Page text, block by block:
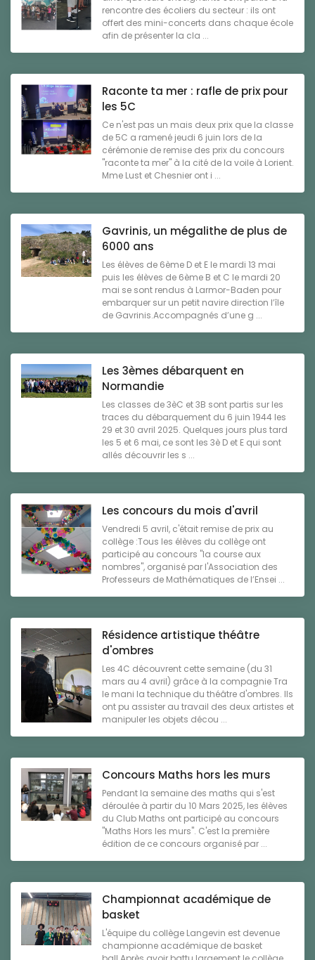
rencontre des écoliers du secteur : ils ont
offert des mini-concerts dans chaque école
afin de présenter la cla ...
Raconte ta mer : rafle de prix pour
les 5C
Ce n'est pas un mais deux prix que la classe
de 5C a ramené jeudi 6 juin lors de la
cérémonie de remise des prix du concours
"raconte ta mer" à la cité de la voile à Lorient.
Mme Lust et Chesnier ont i ...
Gavrinis, un mégalithe de plus de
6000 ans
Les élèves de 6ème D et E le mardi 13 mai
puis les élèves de 6ème B et C le mardi 20
mai se sont rendus à Larmor-Baden pour
embarquer sur un petit navire direction l’île
de Gavrinis.Accompagnés d’une g ...
Les 3èmes débarquent en
Normandie
Les classes de 3èC et 3B sont partis sur les
traces du débarquement du 6 juin 1944 les
29 et 30 avril 2025. Quelques jours plus tard
les 5 et 6 mai, ce sont les 3è D et E qui sont
allés découvrir les s ...
Les concours du mois d'avril
Vendredi 5 avril, c'était remise de prix au
collège :Tous les élèves du collège ont
participé au concours "la course aux
nombres", organisé par l'Association des
Professeurs de Mathématiques de l’Ensei ...
Résidence artistique théâtre
d'ombres
Les 4C découvrent cette semaine (du 31
mars au 4 avril) grâce à la compagnie Tra
le mani la technique du théâtre d'ombres. Ils
ont pu assister au travail des deux artistes et
manipuler les objets décou ...
Concours Maths hors les murs
Pendant la semaine des maths qui s'est
déroulée à partir du 10 Mars 2025, les élèves
du Club Maths ont participé au concours
"Maths Hors les murs". C'est la première
édition de ce concours organisé par ...
Championnat académique de
basket
L'équipe du collège Langevin est devenue
championne académique de basket